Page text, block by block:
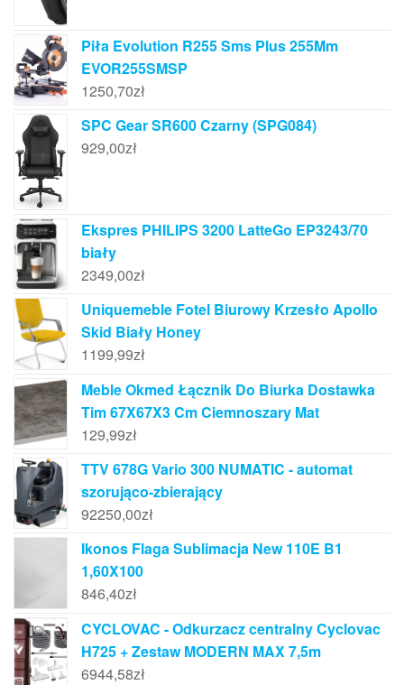
Piła Evolution R255 Sms Plus 255Mm
EVOR255SMSP
1250,70zł
SPC Gear SR600 Czarny (SPG084)
929,00zł
Ekspres PHILIPS 3200 LatteGo EP3243/70
biały
2349,00zł
Uniquemeble Fotel Biurowy Krzesło Apollo
Skid Biały Honey
1199,99zł
Meble Okmed Łącznik Do Biurka Dostawka
Tim 67X67X3 Cm Ciemnoszary Mat
129,99zł
TTV 678G Vario 300 NUMATIC - automat
szorująco-zbierający
92250,00zł
Ikonos Flaga Sublimacja New 110E B1
1,60X100
846,40zł
CYCLOVAC - Odkurzacz centralny Cyclovac
H725 + Zestaw MODERN MAX 7,5m
6944,58zł